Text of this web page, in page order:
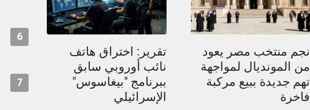
نجم منتخب مصر يعود
من المونديال لمواجهة
تهم جديدة ببيع مركبة
فاخرة
تقرير: اختراق هاتف
نائب أوروبي سابق
ببرنامج "بيغاسوس"
الإسرائيلي
6
7